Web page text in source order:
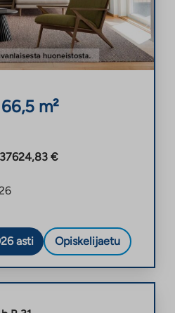
66,5 m²
37624,83 €
asti Opiskelijaetu